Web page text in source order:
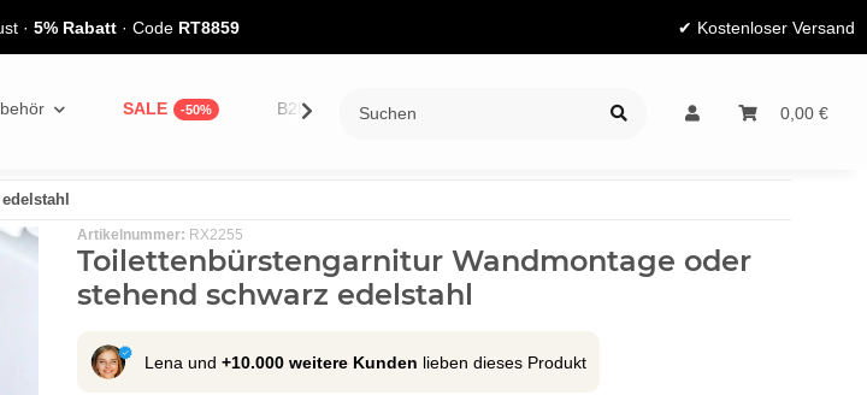
· 5% Rabatt· Code RT8859 ✔ Kostenloser Versand
0,00 €
SALE B2B Ratgeber
Artikelnummer: RX2255
Toilettenbürstengarnitur Wandmontage oder
stehend schwarz edelstahl
Lena und +10.000 weitere Kunden lieben dieses Produkt